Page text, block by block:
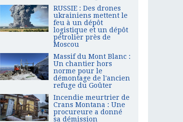
RUSSIE : Des drones
ukrainiens mettent le
feu à un dépôt
logistique et un dépôt
pétrolier près de
Moscou
Massif du Mont Blanc :
Un chantier hors
norme pour le
démontage de l'ancien
refuge du Goûter
Incendie meurtrier de
Crans Montana : Une
procureure a donné
sa démission